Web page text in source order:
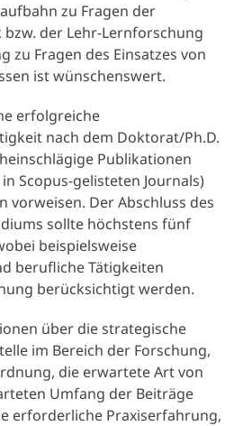
zu Fragen der
der Lehr-Lernforschung
zu Fragen des Einsatzes von
ist wünschenswert.
erfolgreiche
nach dem Doktorat/Ph.D.
Publikationen
Scopus-gelisteten Journals)
vorweisen. Der Abschluss des
sollte höchstens fünf
beispielsweise
berufliche Tätigkeiten
berücksichtigt werden.
über die strategische
im Bereich der Forschung,
die erwartete Art von
Umfang der Beiträge
erforderliche Praxiserfahrung,